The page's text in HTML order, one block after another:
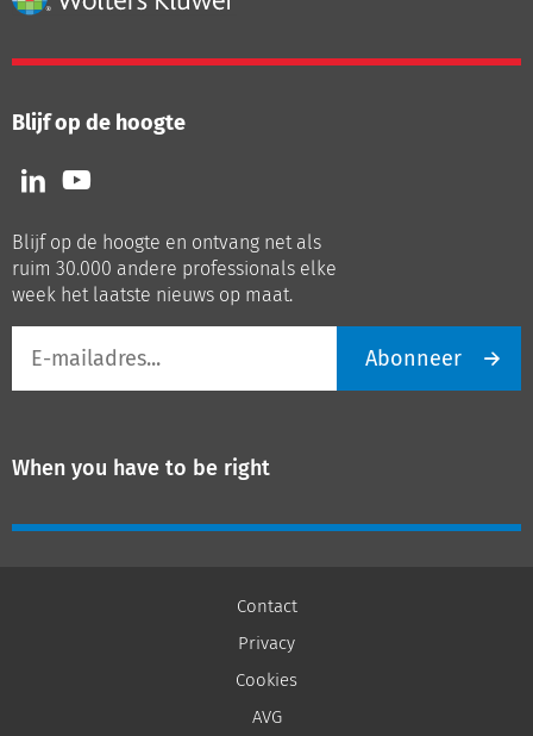
Blijf op de hoogte
Volg
ons
LinkedIn
Volg
ons
Youtube
Blijf op de hoogte en ontvang net als
ruim 30.000 andere professionals elke
week het laatste nieuws op maat.
mailadres
Abonneer
When you have to be right
Contact
Privacy
Cookies
AVG